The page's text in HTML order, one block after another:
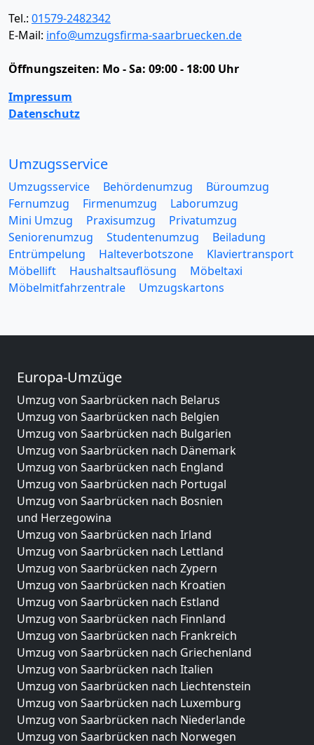
Tel.: 01579-2482342
E-Mail: info@umzugsfirma-saarbruecken.de
Öffnungszeiten: Mo - Sa: 09:00 - 18:00 Uhr
Impressum
Datenschutz
Umzugsservice
Umzugsservice Behördenumzug
Büroumzug
Fernumzug
Firmenumzug
Laborumzug
Mini Umzug
Praxisumzug
Privatumzug
Seniorenumzug
Studentenumzug
Beiladung
Entrümpelung
Halteverbotszone
Klaviertransport
Möbellift
Haushaltsauflösung
Möbeltaxi
Möbelmitfahrzentrale
Umzugskartons
Europa-Umzüge
Umzug von Saarbrücken nach Belarus
Umzug von Saarbrücken nach Belgien
Umzug von Saarbrücken nach Bulgarien
Umzug von Saarbrücken nach Dänemark
Umzug von Saarbrücken nach England
Umzug von Saarbrücken nach Portugal
Umzug von Saarbrücken nach Bosnien
und Herzegowina
Umzug von Saarbrücken nach Irland
Umzug von Saarbrücken nach Lettland
Umzug von Saarbrücken nach Zypern
Umzug von Saarbrücken nach Kroatien
Umzug von Saarbrücken nach Estland
Umzug von Saarbrücken nach Finnland
Umzug von Saarbrücken nach Frankreich
Umzug von Saarbrücken nach Griechenland
Umzug von Saarbrücken nach Italien
Umzug von Saarbrücken nach Liechtenstein
Umzug von Saarbrücken nach Luxemburg
Umzug von Saarbrücken nach Niederlande
Umzug von Saarbrücken nach Norwegen